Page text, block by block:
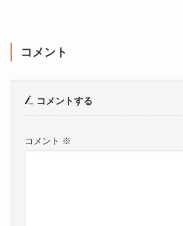
コメント
コメントする
コメント ※